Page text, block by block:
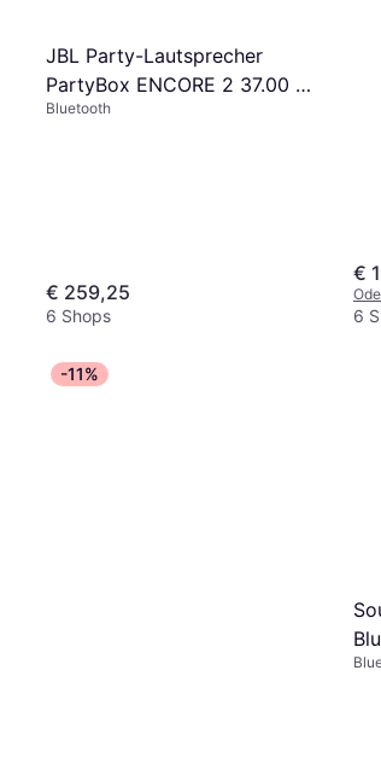
JBL Party-Lautsprecher
PartyBox ENCORE 2 37.00 x
36.00 x 38.20 cm
Bluetooth
€ 259,25
6 Shops
€
6
-11%